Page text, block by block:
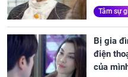
Tâm sự
Bị gia
điện
của